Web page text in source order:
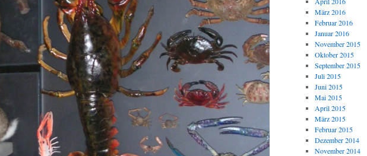
März 2016
Februar 2016
Januar 2016
November 2015
Oktober 2015
September 2015
Juli 2015
Juni 2015
Mai 2015
April 2015
März 2015
Februar 2015
Dezember 2014
November 2014